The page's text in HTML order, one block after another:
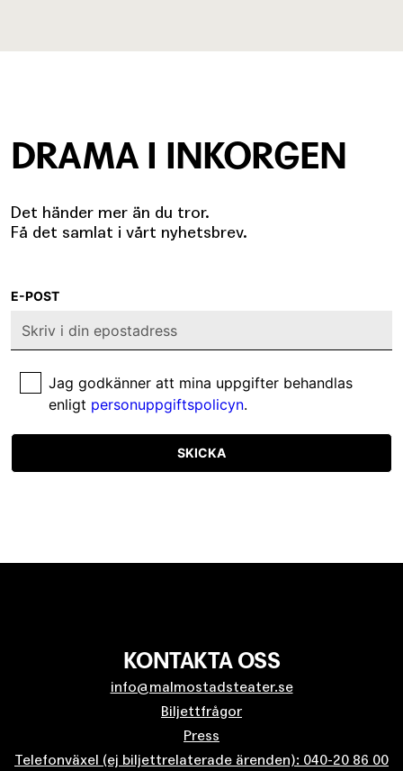
DRAMA I INKORGEN
Det händer mer än du tror.
Få det samlat i vårt nyhetsbrev.
E-POST
Jag godkänner att mina uppgifter behandlas
enligt personuppgiftspolicyn.
SKICKA
KONTAKTA OSS
info@malmostadsteater.se
Biljettfrågor
Press
Telefonväxel (ej biljettrelaterade ärenden): 040-20 86 00